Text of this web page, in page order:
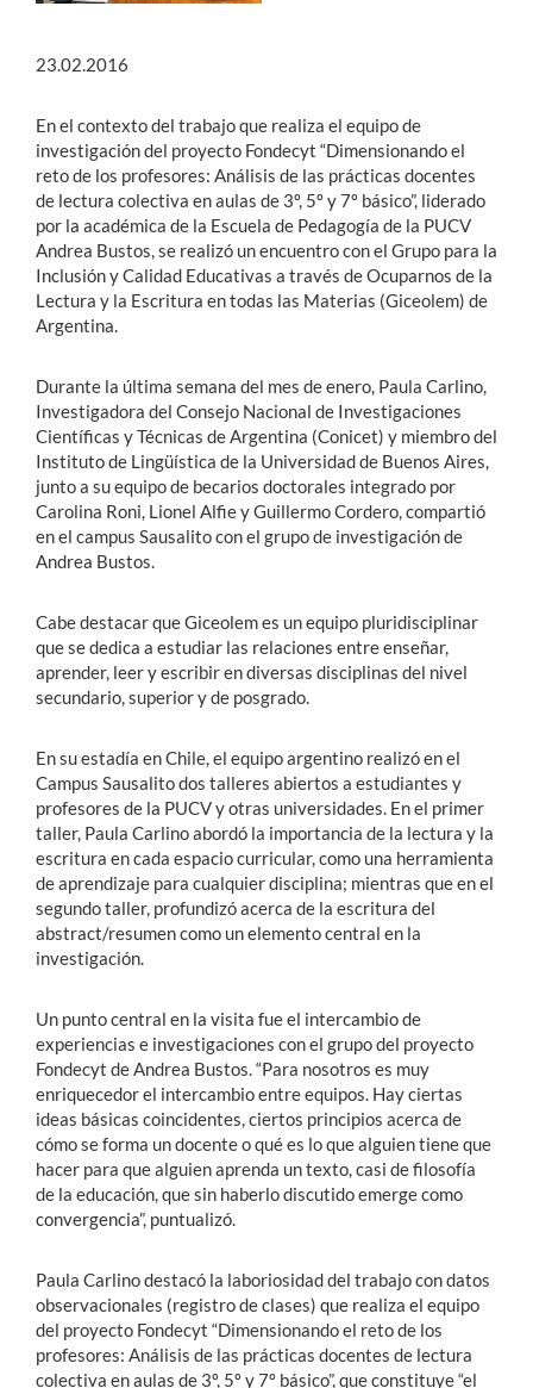
23.02.2016
En el contexto del trabajo que realiza el equipo de
investigación del proyecto Fondecyt “Dimensionando el
reto de los profesores: Análisis de las prácticas docentes
de lectura colectiva en aulas de 3º, 5º y 7º básico”, liderado
por la académica de la Escuela de Pedagogía de la PUCV
Andrea Bustos, se realizó un encuentro con el Grupo para la
Inclusión y Calidad Educativas a través de Ocuparnos de la
Lectura y la Escritura en todas las Materias (Giceolem) de
Argentina.
Durante la última semana del mes de enero, Paula Carlino,
Investigadora del Consejo Nacional de Investigaciones
Científicas y Técnicas de Argentina (Conicet) y miembro del
Instituto de Lingüística de la Universidad de Buenos Aires,
junto a su equipo de becarios doctorales integrado por
Carolina Roni, Lionel Alfie y Guillermo Cordero, compartió
en el campus Sausalito con el grupo de investigación de
Andrea Bustos.
Cabe destacar que Giceolem es un equipo pluridisciplinar
que se dedica a estudiar las relaciones entre enseñar,
aprender, leer y escribir en diversas disciplinas del nivel
secundario, superior y de posgrado.
En su estadía en Chile, el equipo argentino realizó en el
Campus Sausalito dos talleres abiertos a estudiantes y
profesores de la PUCV y otras universidades. En el primer
taller, Paula Carlino abordó la importancia de la lectura y la
escritura en cada espacio curricular, como una herramienta
de aprendizaje para cualquier disciplina; mientras que en el
segundo taller, profundizó acerca de la escritura del
abstract/resumen como un elemento central en la
investigación.
Un punto central en la visita fue el intercambio de
experiencias e investigaciones con el grupo del proyecto
Fondecyt de Andrea Bustos. “Para nosotros es muy
enriquecedor el intercambio entre equipos. Hay ciertas
ideas básicas coincidentes, ciertos principios acerca de
cómo se forma un docente o qué es lo que alguien tiene que
hacer para que alguien aprenda un texto, casi de filosofía
de la educación, que sin haberlo discutido emerge como
convergencia”, puntualizó.
Paula Carlino destacó la laboriosidad del trabajo con datos
observacionales (registro de clases) que realiza el equipo
del proyecto Fondecyt “Dimensionando el reto de los
profesores: Análisis de las prácticas docentes de lectura
colectiva en aulas de 3º, 5º y 7º básico”, que constituye “el